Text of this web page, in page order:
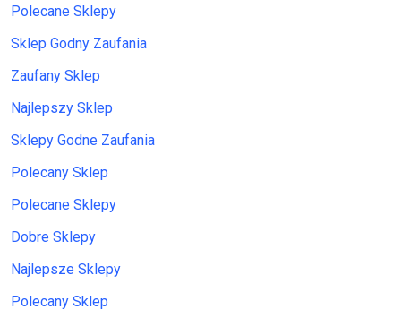
Polecane Sklepy
Sklep Godny Zaufania
Zaufany Sklep
Najlepszy Sklep
Sklepy Godne Zaufania
Polecany Sklep
Polecane Sklepy
Dobre Sklepy
Najlepsze Sklepy
Polecany Sklep